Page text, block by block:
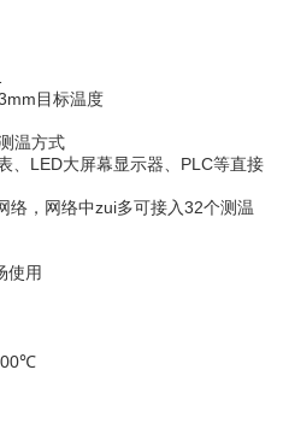
目标温度
温方式
、LED大屏幕显示器、PLC等直接
络，网络中zui多可接入32个测温
使用